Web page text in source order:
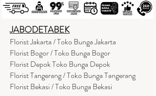
JABODETABEK
Florist Jakarta / Toko Bunga Jakarta
Florist Bogor / Toko Bunga Bogor
Florist Depok Toko Bunga Depok
Florist Tangerang / Toko Bunga Tangerang
Florist Bekasi / Toko Bunga Bekasi